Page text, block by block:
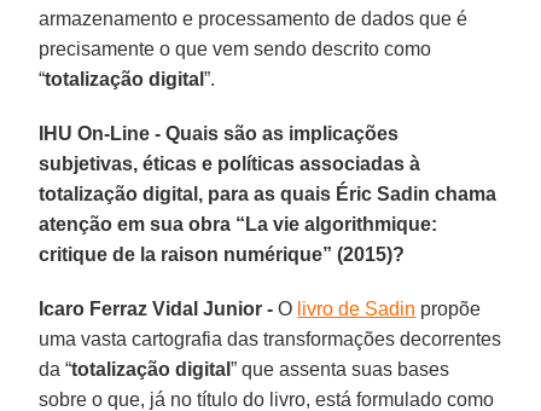
armazenamento e processamento de dados que é
precisamente o que vem sendo descrito como
“totalização digital”.
IHU On-Line - Quais são as implicações
subjetivas, éticas e políticas associadas à
totalização digital, para as quais Éric Sadin chama
atenção em sua obra “La vie algorithmique:
critique de la raison numérique” (2015)?
Icaro Ferraz Vidal Junior - O livro de Sadin propõe
uma vasta cartografia das transformações decorrentes
da “totalização digital” que assenta suas bases
sobre o que, já no título do livro, está formulado como